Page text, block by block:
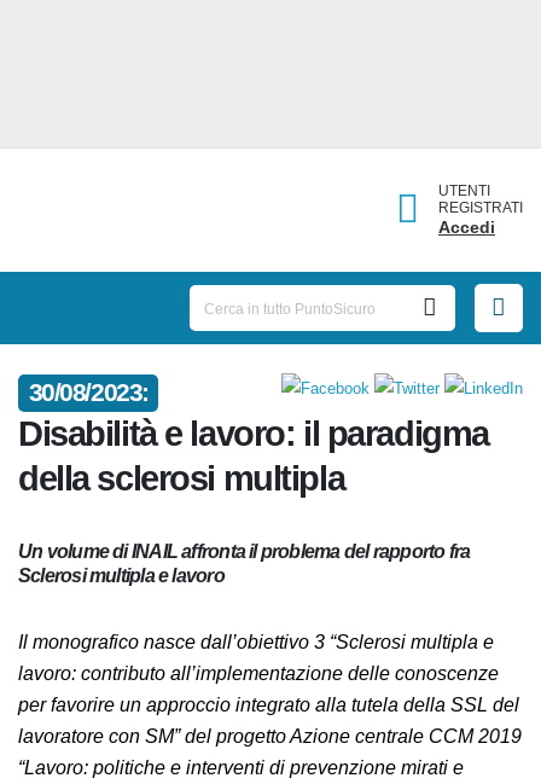
UTENTI
REGISTRATI
Accedi
30/08/2023:
Disabilità e lavoro: il paradigma
della sclerosi multipla
Un volume di INAIL affronta il problema del rapporto fra
Sclerosi multipla e lavoro
Il monografico nasce dall’obiettivo 3 “Sclerosi multipla
e lavoro: contributo all’implementazione delle
conoscenze per favorire un approccio integrato alla
tutela della SSL del lavoratore con SM” del progetto
Azione centrale CCM 2019 “Lavoro: politiche e